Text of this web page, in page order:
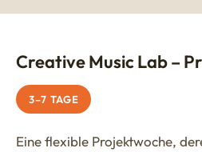
Creative Music Lab –
3–7 TAGE
Eine flexible Projektwoche,